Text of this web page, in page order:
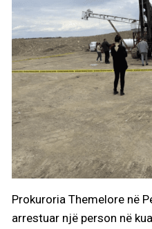
Prokuroria Themelore në
arrestuar një person në